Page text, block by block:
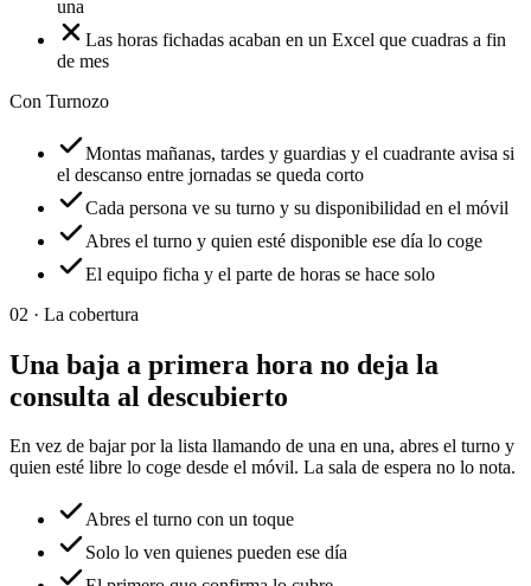
una
Las horas fichadas acaban en un Excel que cuadras a fin
de mes
Con Turnozo
Montas mañanas, tardes y guardias y el cuadrante avisa si
el descanso entre jornadas se queda corto
Cada persona ve su turno y su disponibilidad en el móvil
Abres el turno y quien esté disponible ese día lo coge
El equipo ficha y el parte de horas se hace solo
02 · La cobertura
Una baja a primera hora no deja la
consulta al descubierto
En vez de bajar por la lista llamando de una en una, abres el turno y
quien esté libre lo coge desde el móvil. La sala de espera no lo nota.
Abres el turno con un toque
Solo lo ven quienes pueden ese día